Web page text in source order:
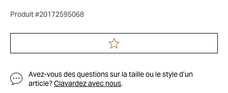
Produit #20172595068
Avez-vous des questions sur la taille ou le style d’un
article?Clavardez avec nous.